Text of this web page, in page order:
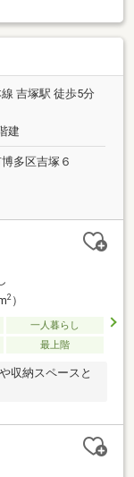
吉塚駅 徒歩5分
建
多区吉塚６
2）
一人暮らし
最上階
収納スペースと